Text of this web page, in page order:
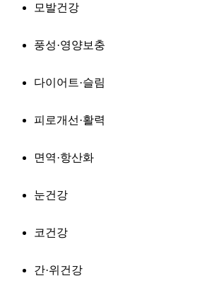
모발건강
풍성·영양보충
다이어트·슬림
피로개선·활력
면역·항산화
눈건강
코건강
간·위건강